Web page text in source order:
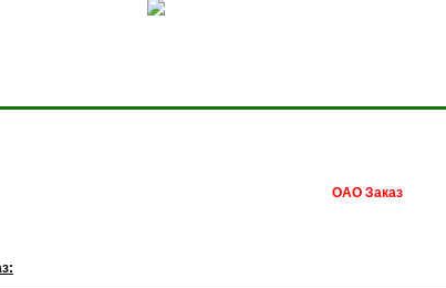
ОАО Заказ